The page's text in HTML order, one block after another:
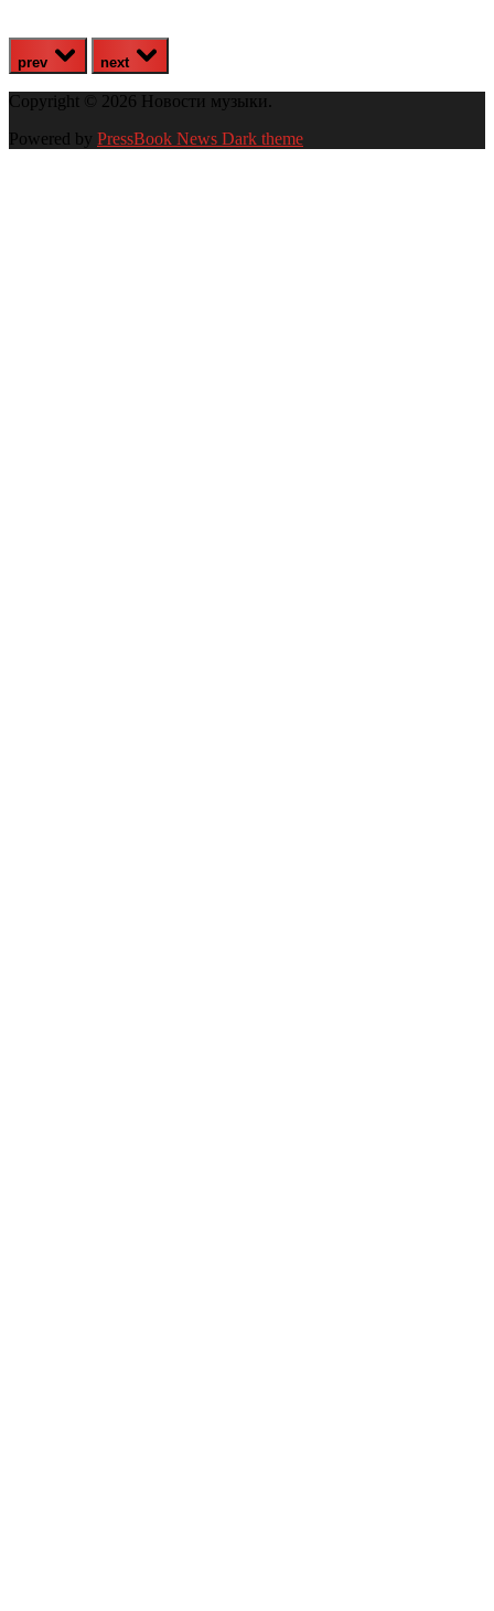
prev next
Copyright © 2026 Новости музыки.
Powered by PressBook News Dark theme